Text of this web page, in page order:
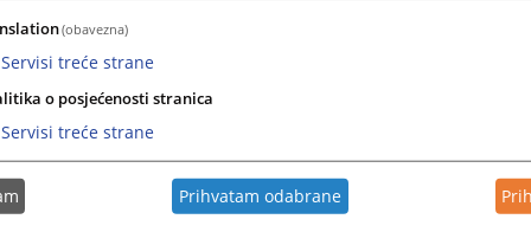
da ima opštu zdravstvenu sposobnost,
da je po svojim radnim i ljudskim kvalitetima dostojan
službenika,
da nije osuđivan za krivično djelo na bezuslovnu kaznu
šest mjeseci ili za krivično djelo koje ga čini
poslova u sudu i
da ispunjava druge uslove utvrđene zakonom, drugim
unutrašnjoj organizaciji radnih mjesta u sudu.
(obavezna)
Servisi treće strane
o posjećenosti stranica
Servisi treće strane
Prihvatam odabrane